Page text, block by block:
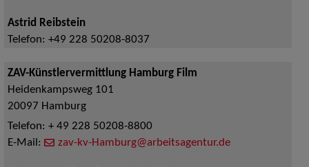
Astrid Reibstein
Telefon: +49 228 50208-8037
ZAV-Künstlervermittlung Hamburg Film
Heidenkampsweg 101
20097 Hamburg
Telefon: + 49 228 50208-8800
E-Mail:
zav-kv-Hamburg@arbeitsagentur.de